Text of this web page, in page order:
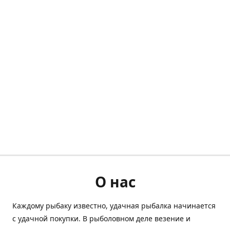
О нас
Каждому рыбаку известно, удачная рыбалка начинается
с удачной покупки. В рыболовном деле везение и